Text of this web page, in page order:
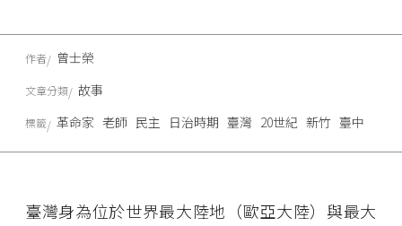
臺灣身為位於世界最大陸地（歐亞大陸）與最大
作者 曾士榮
文章分類 故事
標籤 革命家 老師 民主 日治時期 臺灣 20世紀 新竹 臺中